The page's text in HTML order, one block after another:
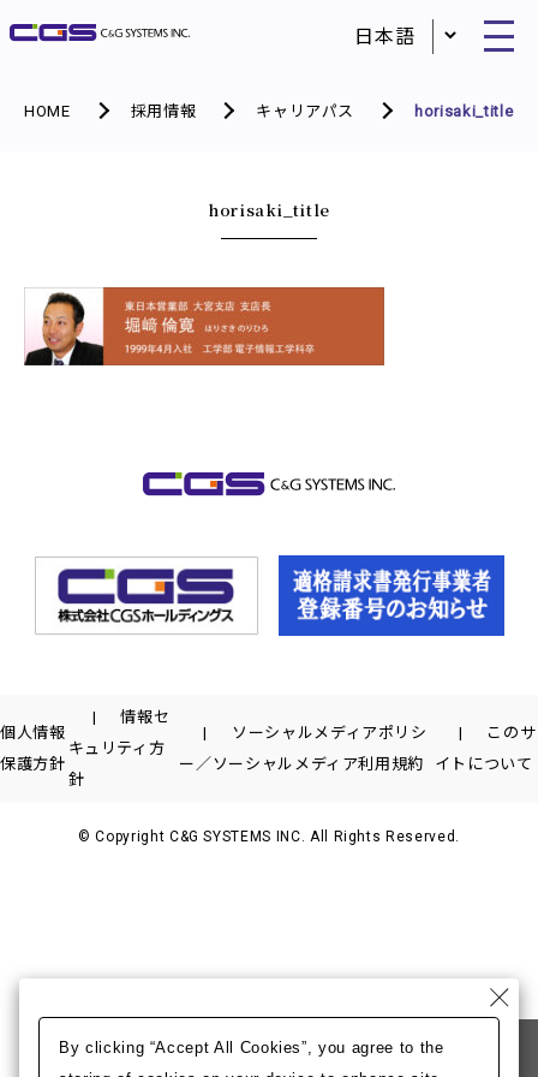
HOME 採用情報 キャリアパス horisaki_title
horisaki_title
CGSホールディングスのサイトへ
個人情報
保護方針
情報セ
キュリティ方
針
ソーシャルメディアポリシ
ー／ソーシャルメディア利用規約
このサ
イトについて
© Copyright C&G SYSTEMS INC. All Rights Reserved.
By clicking “Accept All Cookies”, you agree to the